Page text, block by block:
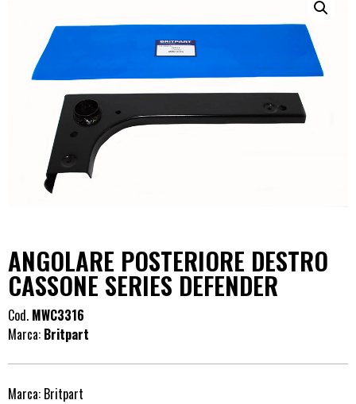
ANGOLARE POSTERIORE DESTRO
CASSONE SERIES DEFENDER
Cod. MWC3316
Marca: Britpart
Marca: Britpart